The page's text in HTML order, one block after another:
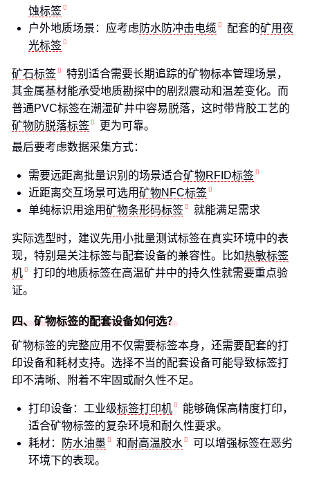
蚀标签
户外地质场景：应考虑 防水防冲击电缆 配套的矿用夜
光标签
矿石标签
特别适合需要长期追踪的矿物标本管理场景，
其金属基材能承受地质勘探中的剧烈震动和温差变化。而
普通PVC标签在潮湿矿井中容易脱落，这时带背胶工艺的
矿物防脱落标签
更为可靠。
最后要考虑数据采集方式：
需要远距离批量识别的场景适合矿物RFID标签
近距离交互场景可选用矿物NFC标签
单纯标识用途用矿物条形码标签 就能满足需求
实际选型时，建议先用小批量测试标签在真实环境中的表
现，特别是关注标签与配套设备的兼容性。比如热敏标签
机
打印的地质标签在高温矿井中的持久性就需要重点验
证。
四、矿物标签的配套设备如何选？
矿物标签的完整应用不仅需要标签本身，还需要配套的打
印设备和耗材支持。选择不当的配套设备可能导致标签打
印不清晰、附着不牢固或耐久性不足。
打印设备：工业级标签打印机
能够确保高精度打印，
适合矿物标签的复杂环境和耐久性要求。
耗材：
防水油墨 和耐高温胶水
可以增强标签在恶劣
环境下的表现。